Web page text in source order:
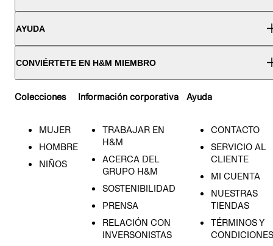
AYUDA
CONVIÉRTETE EN H&M MIEMBRO
Colecciones
MUJER
HOMBRE
NIÑOS
Información corporativa
TRABAJAR EN
H&M
ACERCA DEL
GRUPO H&M
SOSTENIBILIDAD
PRENSA
RELACIÓN CON
INVERSONISTAS
Ayuda
CONTACTO
SERVICIO AL
CLIENTE
MI CUENTA
NUESTRAS
TIENDAS
TÉRMINOS Y
CONDICIONES